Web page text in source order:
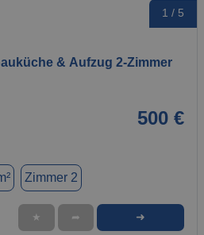
1 / 5
& Aufzug 2-Zimmer
500 €
Zimmer 2
★ ➦ ➜